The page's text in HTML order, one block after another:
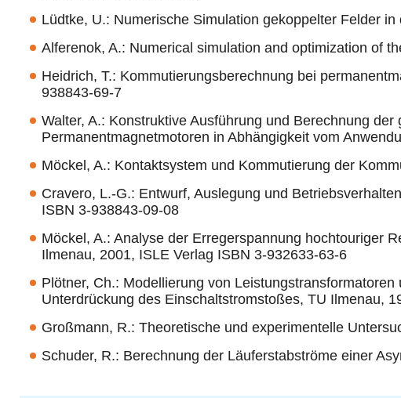
Lüdtke, U.: Numerische Simulation gekoppelter Felder
Alferenok, A.: Numerical simulation and optimization of
Heidrich, T.: Kommutierungsberechnung bei
938843-69-7
Walter, A.: Konstruktive Ausführung und Berechnung
Permanentmagnetmotoren in Abhängigkeit vom
Möckel, A.: Kontaktsystem und Kommutierung der
Cravero, L.-G.: Entwurf, Auslegung und
ISBN 3-938843-09-08
Möckel, A.: Analyse der Erregerspannung hochtouriger
Ilmenau, 2001, ISLE Verlag ISBN 3-932633-63-6
Plötner, Ch.: Modellierung von
Unterdrückung des Einschaltstromstoßes, TU Ilmenau,
Großmann, R.: Theoretische und experimentelle
Schuder, R.: Berechnung der Läuferstabströme einer